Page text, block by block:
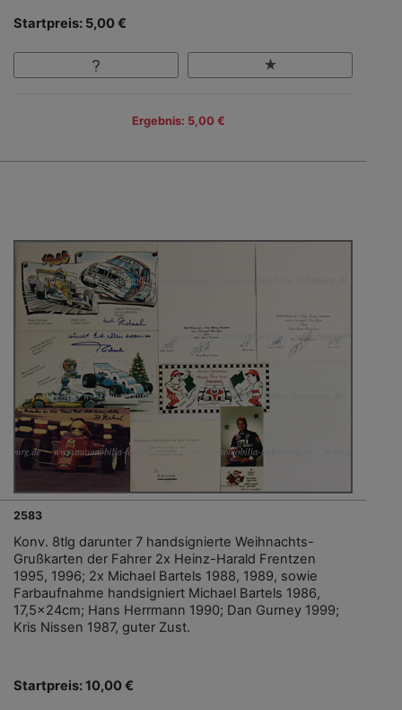
Startpreis: 5,00 €
Ergebnis: 5,00 €
2583
Konv. 8tlg darunter 7 handsignierte Weihnachts-
Grußkarten der Fahrer 2x Heinz-Harald Frentzen
1995, 1996; 2x Michael Bartels 1988, 1989, sowie
Farbaufnahme handsigniert Michael Bartels 1986,
17,5x24cm; Hans Herrmann 1990; Dan Gurney 1999;
Kris Nissen 1987, guter Zust.
Startpreis: 10,00 €